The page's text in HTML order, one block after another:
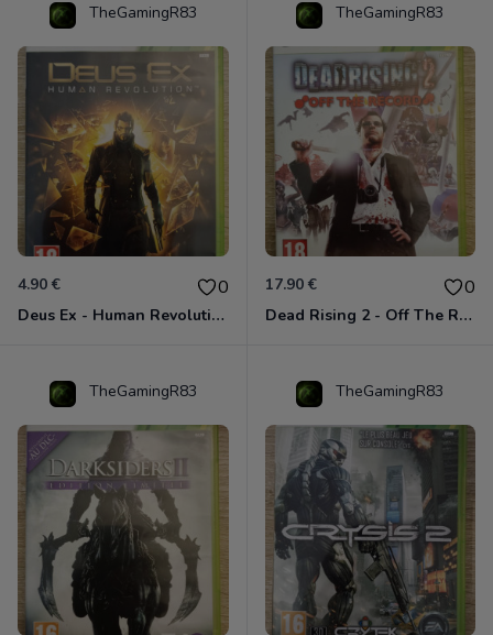
TheGamingR83
4.90 € 0
Deus Ex - Human Revolution Xbox 360
TheGamingR83
17.90 € 0
Dead Rising 2 - Off The Record Xbox 360
TheGamingR83 TheGamingR83